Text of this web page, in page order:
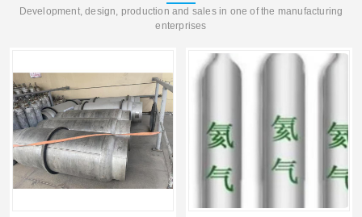
Development, design, production and sales in one of the manufacturing
enterprises